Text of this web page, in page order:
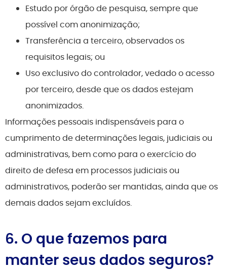
Estudo por órgão de pesquisa, sempre que
possível com anonimização;
Transferência a terceiro, observados os
requisitos legais; ou
Uso exclusivo do controlador, vedado o acesso
por terceiro, desde que os dados estejam
anonimizados.
Informações pessoais indispensáveis para o
cumprimento de determinações legais, judiciais ou
administrativas, bem como para o exercício do
direito de defesa em processos judiciais ou
administrativos, poderão ser mantidas, ainda que os
demais dados sejam excluídos.
6. O que fazemos para
manter seus dados seguros?